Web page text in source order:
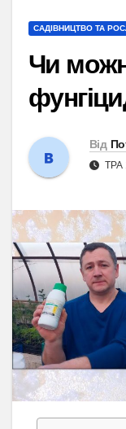
САДІВНИЦТВО ТА
Чи
Від
ТРА